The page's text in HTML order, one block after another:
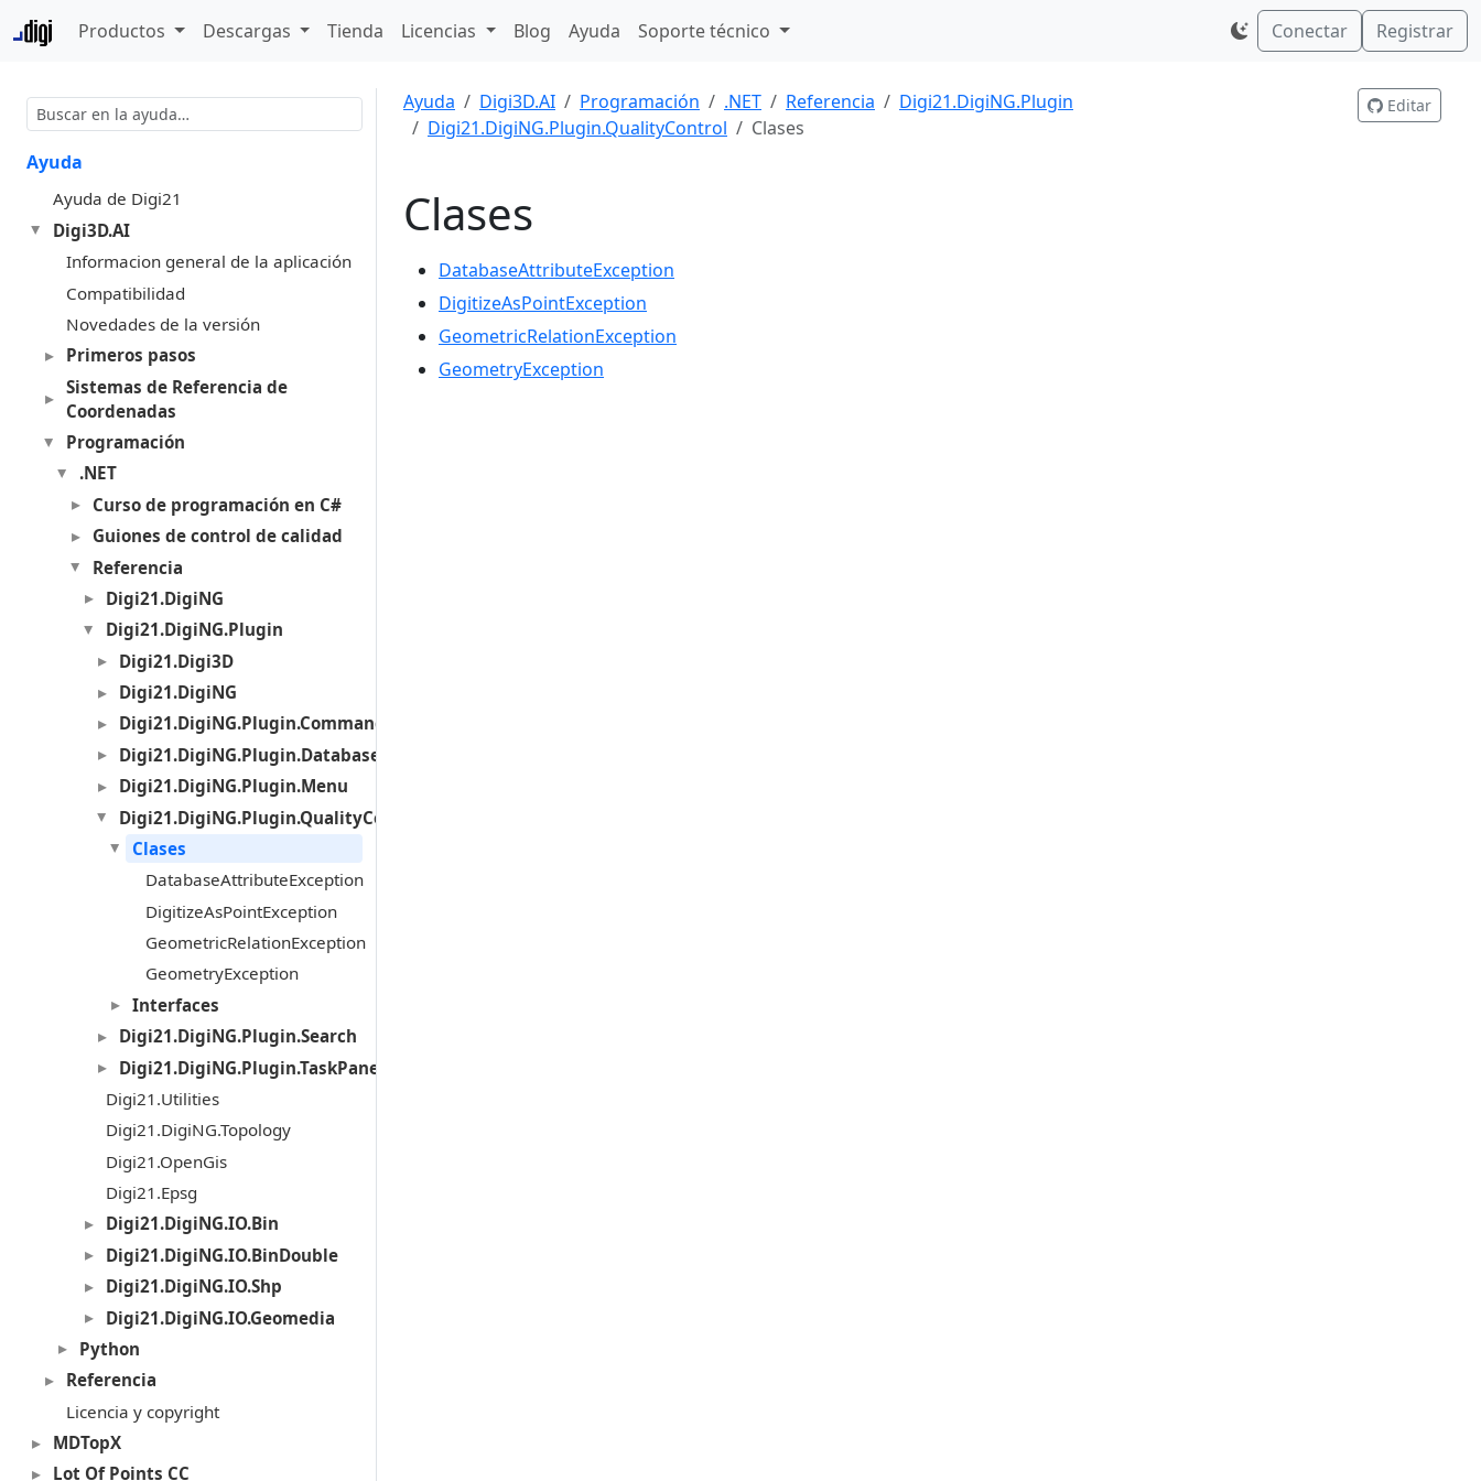
Productos Descargas Tienda Licencias Blog Ayuda Soporte técnico Conectar Registrar
Ayuda
Ayuda de Digi21
Digi3D.AI
Informacion general de la aplicación
Compatibilidad
Novedades de la versión
Primeros pasos
Sistemas de Referencia de
Coordenadas
Programación
.NET
Curso de programación en C#
Guiones de control de calidad
Referencia
Digi21.DigiNG
Digi21.DigiNG.Plugin
Digi21.Digi3D
Digi21.DigiNG
Digi21.DigiNG.Plugin.Commands
Digi21.DigiNG.Plugin.Databases
Digi21.DigiNG.Plugin.Menu
Digi21.DigiNG.Plugin.QualityControl
Clases
DatabaseAttributeException
DigitizeAsPointException
GeometricRelationException
GeometryException
Interfaces
Digi21.DigiNG.Plugin.Search
Digi21.DigiNG.Plugin.TaskPanel
Digi21.Utilities
Digi21.DigiNG.Topology
Digi21.OpenGis
Digi21.Epsg
Digi21.DigiNG.IO.Bin
Digi21.DigiNG.IO.BinDouble
Digi21.DigiNG.IO.Shp
Digi21.DigiNG.IO.Geomedia
Python
Referencia
Licencia y copyright
MDTopX
Lot Of Points CC
Ayuda Digi3D.AI Programación .NET Referencia
Digi21.DigiNG.Plugin
Digi21.DigiNG.Plugin.QualityControl
Clases
Editar
Clases
DatabaseAttributeException
DigitizeAsPointException
GeometricRelationException
GeometryException